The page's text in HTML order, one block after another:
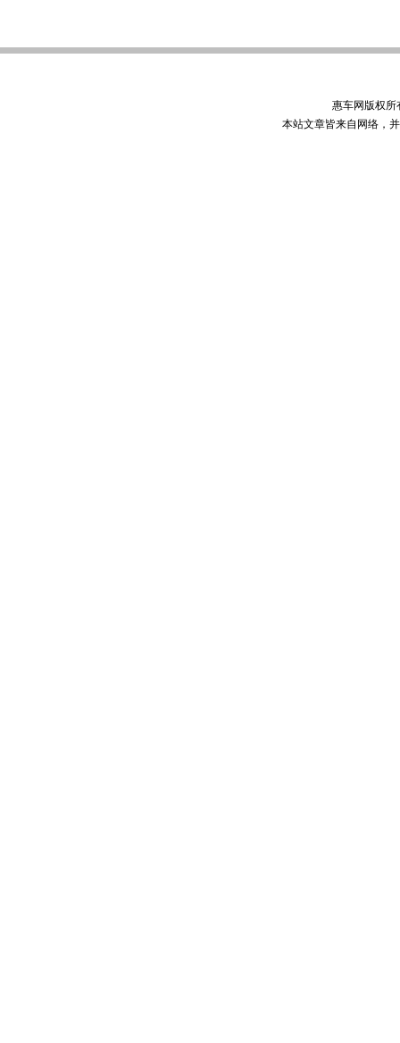
惠车网版权
本站文章皆来自网络，